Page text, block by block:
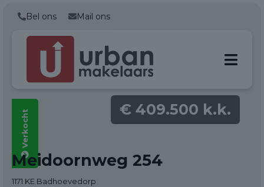
Bel ons Mail ons
Verkocht € 409.500 k.k.
Alle foto's
(36)
Meidoornweg 254
1171 KE Badhoevedorp